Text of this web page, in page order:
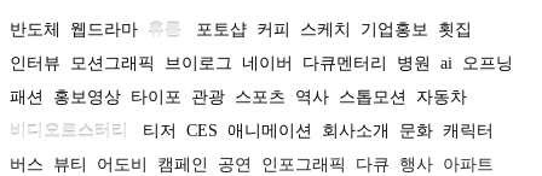
반도체 웹드라마 휴롬 포토샵 커피 스케치 기업홍보
횟집
인터뷰
모션그래픽 브이로그 네이버 다큐멘터리 병원 ai 오프닝
패션
홍보영상 타이포 관광 스포츠 역사 스톱모션
자동차
비디오로스터리
티저 CES 애니메이션 회사소개 문화 캐릭터
버스
뷰티 어도비 캠페인 공연 인포그래픽 다큐 행사 아파트